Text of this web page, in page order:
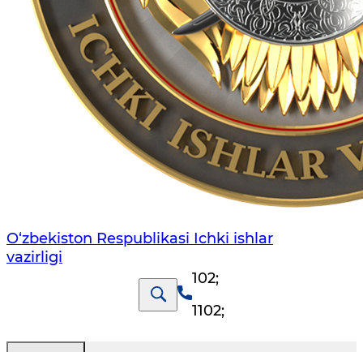
O‘zbеkiston Rеspublikаsi Ichki ishlаr
vаzirligi
102;
1102;